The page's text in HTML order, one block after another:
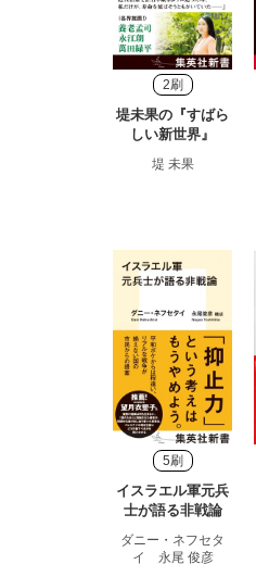
2刷
堤未果の『すばら
しい新世界』
堤 未果
5刷
イスラエル軍元兵
士が語る非戦論
ダニー・ネフセタ
イ 永尾 俊彦